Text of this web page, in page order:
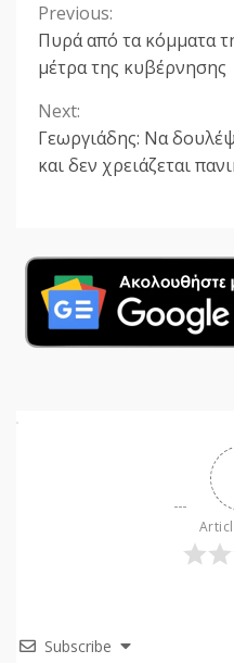
Continue
Reading
Previous:
Πυρά από τα κόμματα
μέτρα της κυβέρνησης
Next:
Γεωργιάδης: Να
και δεν χρειάζεται
Subscribe